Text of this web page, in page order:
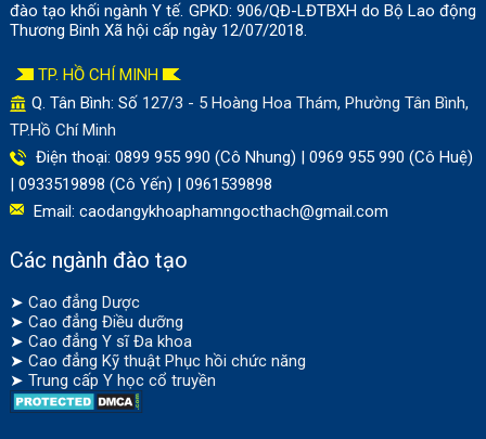
đào tạo khối ngành Y tế. GPKD: 906/QĐ-LĐTBXH do Bộ Lao động
Thương Binh Xã hội cấp ngày 12/07/2018.
TP. HỒ CHÍ MINH
Q. Tân Bình: Số 127/3 - 5 Hoàng Hoa Thám, Phường Tân Bình,
TP.Hồ Chí Minh
Điện thoại: 0899 955 990 (Cô Nhung) | 0969 955 990 (Cô Huệ)
| 0933519898 (Cô Yến) | 0961539898
Email: caodangykhoaphamngocthach@gmail.com
Các ngành đào tạo
➤ Cao đẳng Dược
➤ Cao đẳng Điều dưỡng
➤ Cao đẳng Y sĩ Đa khoa
➤ Cao đẳng Kỹ thuật Phục hồi chức năng
➤ Trung cấp Y học cổ truyền